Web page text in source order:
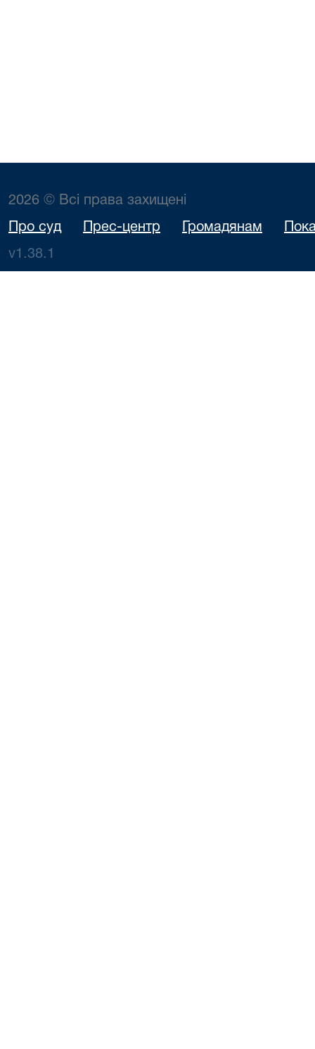
2026 © Всі права захищені
Про суд Прес-центр Громадянам
v1.38.1